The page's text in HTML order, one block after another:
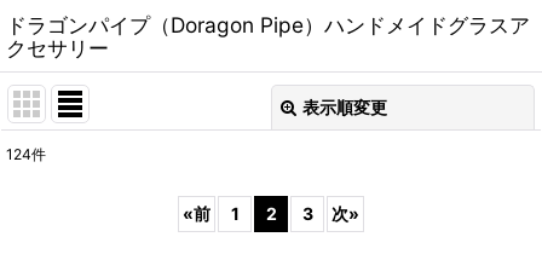
ドラゴンパイプ（Doragon Pipe）ハンドメイドグラスア
クセサリー
表示順変更
124件
«前 1 2 3 次»